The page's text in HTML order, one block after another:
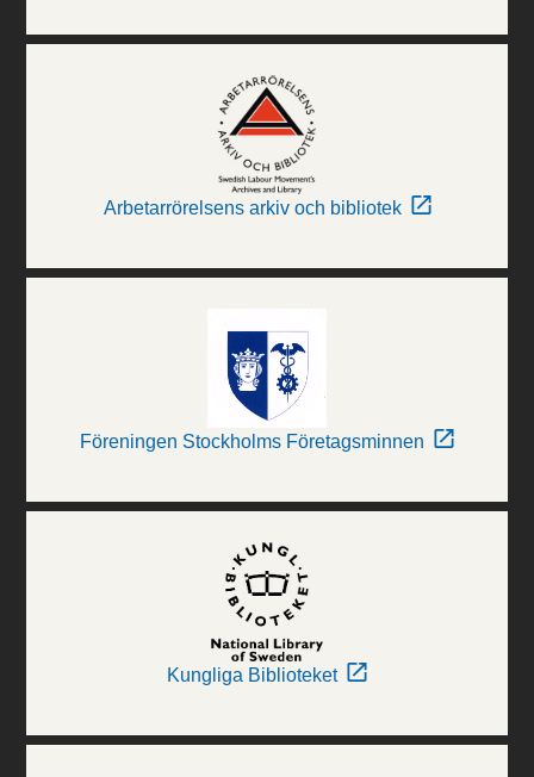
Arbetarrörelsens arkiv och bibliotek
Föreningen Stockholms Företagsminnen
Kungliga Biblioteket